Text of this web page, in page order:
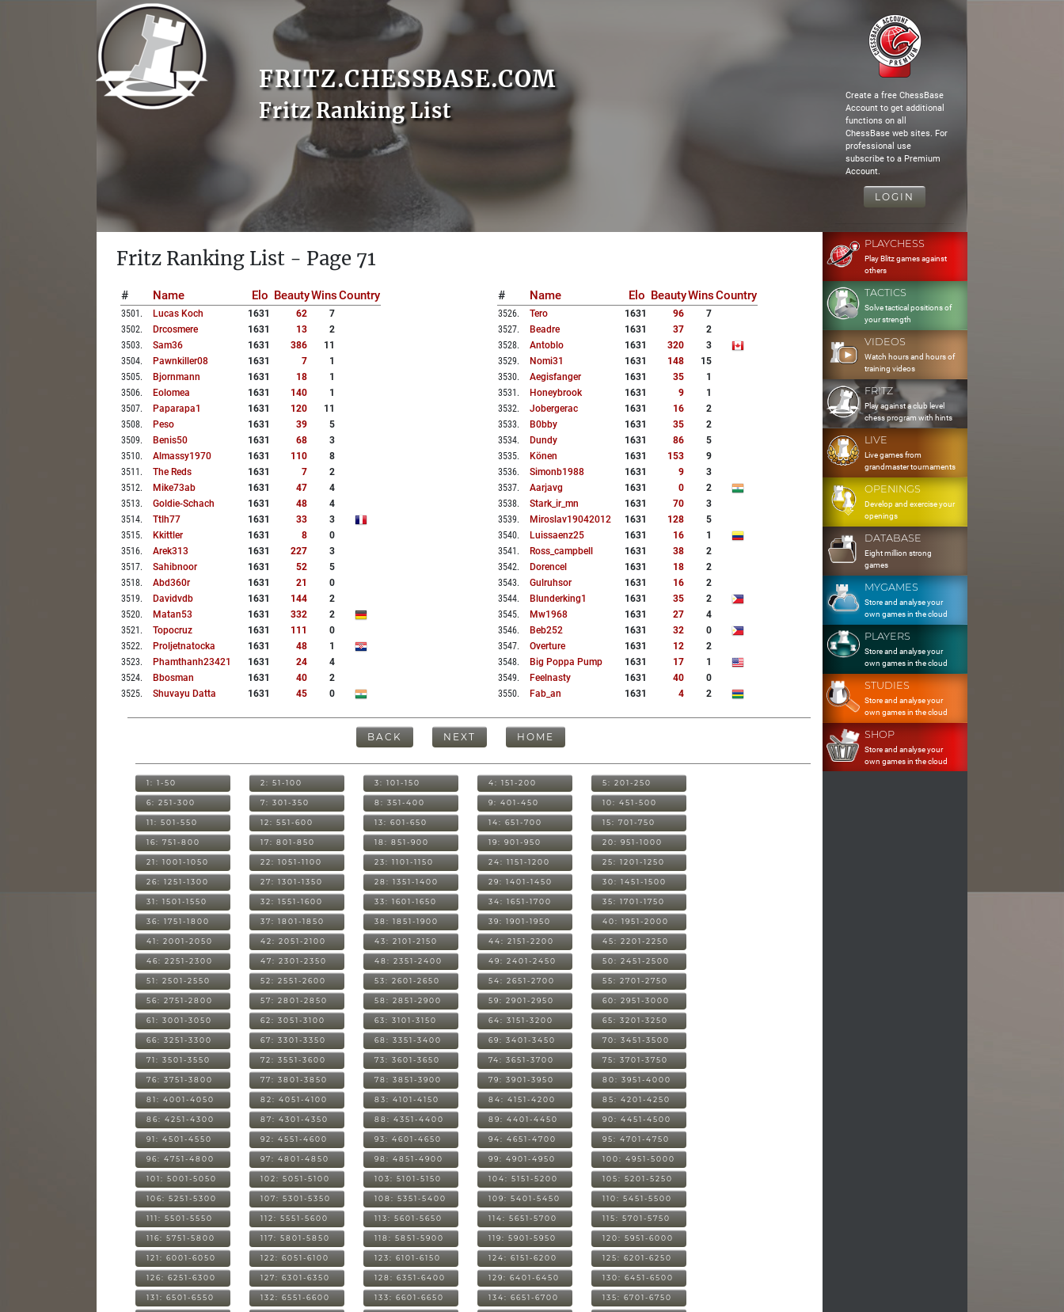
FRITZ.CHESSBASE.COM
Fritz Ranking List
Create a free ChessBase
Account to get additional
functions on all
ChessBase web sites. For
professional use
subscribe to a Premium
Account.
LOGIN
Fritz Ranking List - Page 71
# Name Elo BeautyWinsCountry
3501 . Lucas Koch 1631 62
7
3502. Drcosmere 1631 13
2
3503. Sam36 1631 386
11
3504. Pawnkiller08 1631 7
1
3505. Bjornmann 1631 18
1
3506. Eolomea 1631 140
1
3507. Paparapa1 1631 120
11
3508. Peso 1631 39
5
3509. Benis50 1631 68
3
3510. Almassy1970 1631 110
8
3511 . The Reds 1631 7
2
3512. Mike73ab 1631 47
4
3513. Goldie-Schach 1631 48
4
3514. Ttlh77 1631 33
3
3515. Kkittler 1631 8
0
3516. Arek313 1631 227
3
3517. Sahibnoor 1631 52
5
3518. Abd360r 1631 21
0
3519. Davidvdb 1631 144
2
3520. Matan53 1631 332
2
3521 . Topocruz 1631 111
0
3522. Proljetnatocka 1631 48
1
3523. Phamthanh23421 1631 24
4
3524. Bbosman 1631 40
2
3525. Shuvayu Datta 1631 45 0
# Name Elo BeautyWinsCountry
3526. Tero 1631 96
7
3527. Beadre 1631 37
2
3528. Antoblo 1631 320
3
3529. Nomi31 1631 148
15
3530. Aegisfanger 1631 35
1
3531 . Honeybrook 1631 9
1
3532. Jobergerac 1631 16
2
3533. B0bby 1631 35
2
3534. Dundy 1631 86
5
3535. Könen 1631 153
9
3536. Simonb1988 1631 9
3
3537. Aarjavg 1631 0
2
3538. Stark_ir_mn 1631 70
3
3539. Miroslav19042012 1631 128
5
3540. Luissaenz25 1631 16
1
3541 . Ross_campbell 1631 38
2
3542. Dorencel 1631 18
2
3543. Gulruhsor 1631 16
2
3544. Blunderking1 1631 35
2
3545. Mw1968 1631 27
4
3546. Beb252 1631 32
0
3547. Overture 1631 12
2
3548. Big Poppa Pump 1631 17
1
3549. Feelnasty 1631 40
0
3550. Fab_an 1631 4 2
BACK NEXT HOME
1: 1-50 2: 51-100 3: 101-150 4: 151-200 5: 201-250
6: 251-300 7: 301-350 8: 351-400 9: 401-450 10: 451-500
11: 501-550 12: 551-600 13: 601-650 14: 651-700 15: 701-750
16: 751-800 17: 801-850 18: 851-900 19: 901-950 20: 951-1000
21: 1001-1050 22: 1051-1100 23: 1101-1150 24: 1151-1200 25: 1201-1250
26: 1251-1300 27: 1301-1350 28: 1351-1400 29: 1401-1450 30: 1451-1500
31: 1501-1550 32: 1551-1600 33: 1601-1650 34: 1651-1700 35: 1701-1750
36: 1751-1800 37: 1801-1850 38: 1851-1900 39: 1901-1950 40: 1951-2000
41: 2001-2050 42: 2051-2100 43: 2101-2150 44: 2151-2200 45: 2201-2250
46: 2251-2300 47: 2301-2350 48: 2351-2400 49: 2401-2450 50: 2451-2500
51: 2501-2550 52: 2551-2600 53: 2601-2650 54: 2651-2700 55: 2701-2750
56: 2751-2800 57: 2801-2850 58: 2851-2900 59: 2901-2950 60: 2951-3000
61: 3001-3050 62: 3051-3100 63: 3101-3150 64: 3151-3200 65: 3201-3250
66: 3251-3300 67: 3301-3350 68: 3351-3400 69: 3401-3450 70: 3451-3500
71: 3501-3550 72: 3551-3600 73: 3601-3650 74: 3651-3700 75: 3701-3750
76: 3751-3800 77: 3801-3850 78: 3851-3900 79: 3901-3950 80: 3951-4000
81: 4001-4050 82: 4051-4100 83: 4101-4150 84: 4151-4200 85: 4201-4250
86: 4251-4300 87: 4301-4350 88: 4351-4400 89: 4401-4450 90: 4451-4500
91: 4501-4550 92: 4551-4600 93: 4601-4650 94: 4651-4700 95: 4701-4750
96: 4751-4800 97: 4801-4850 98: 4851-4900 99: 4901-4950 100: 4951-5000
101: 5001-5050 102: 5051-5100 103: 5101-5150 104: 5151-5200 105: 5201-5250
106: 5251-5300 107: 5301-5350 108: 5351-5400 109: 5401-5450 110: 5451-5500
111: 5501-5550 112: 5551-5600 113: 5601-5650 114: 5651-5700 115: 5701-5750
116: 5751-5800 117: 5801-5850 118: 5851-5900 119: 5901-5950 120: 5951-6000
121: 6001-6050 122: 6051-6100 123: 6101-6150 124: 6151-6200 125: 6201-6250
126: 6251-6300 127: 6301-6350 128: 6351-6400 129: 6401-6450 130: 6451-6500
131: 6501-6550 132: 6551-6600 133: 6601-6650 134: 6651-6700 135: 6701-6750
PLAYCHESS
Play Blitz games against
others
TACTICS
Solve tactical positions of
your strength
VIDEOS
Watch hours and hours of
training videos
FRITZ
Play against a club level
chess program with hints
LIVE
Live games from
grandmaster tournaments
OPENINGS
Develop and exercise your
openings
DATABASE
Eight million strong
games
MYGAMES
Store and analyse your
own games in the cloud
PLAYERS
Store and analyse your
own games in the cloud
STUDIES
Store and analyse your
own games in the cloud
SHOP
Store and analyse your
own games in the cloud